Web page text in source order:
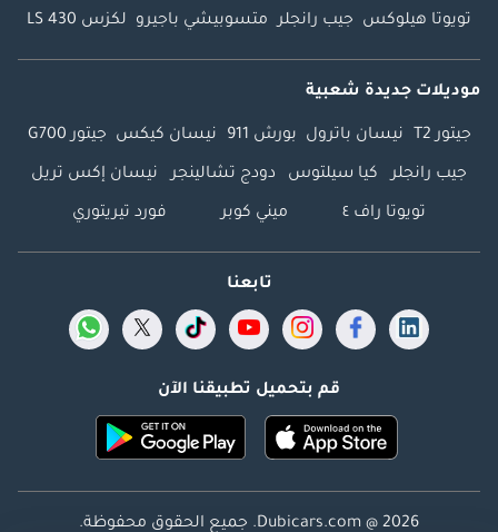
تويوتا هيلوكس جيب رانجلر متسوبيشي باجيرو لكزس LS 430
موديلات جديدة شعبية
جيتور T2 نيسان باترول بورش 911 نيسان كيكس جيتور G700
جيب رانجلر كيا سيلتوس دودج تشالينجر نيسان إكس تريل
تويوتا راف ٤ ميني كوبر فورد تيريتوري
تابعنا
قم بتحميل تطبيقنا الآن
Dubicars.com @ 2026. جميع الحقوق محفوظة.